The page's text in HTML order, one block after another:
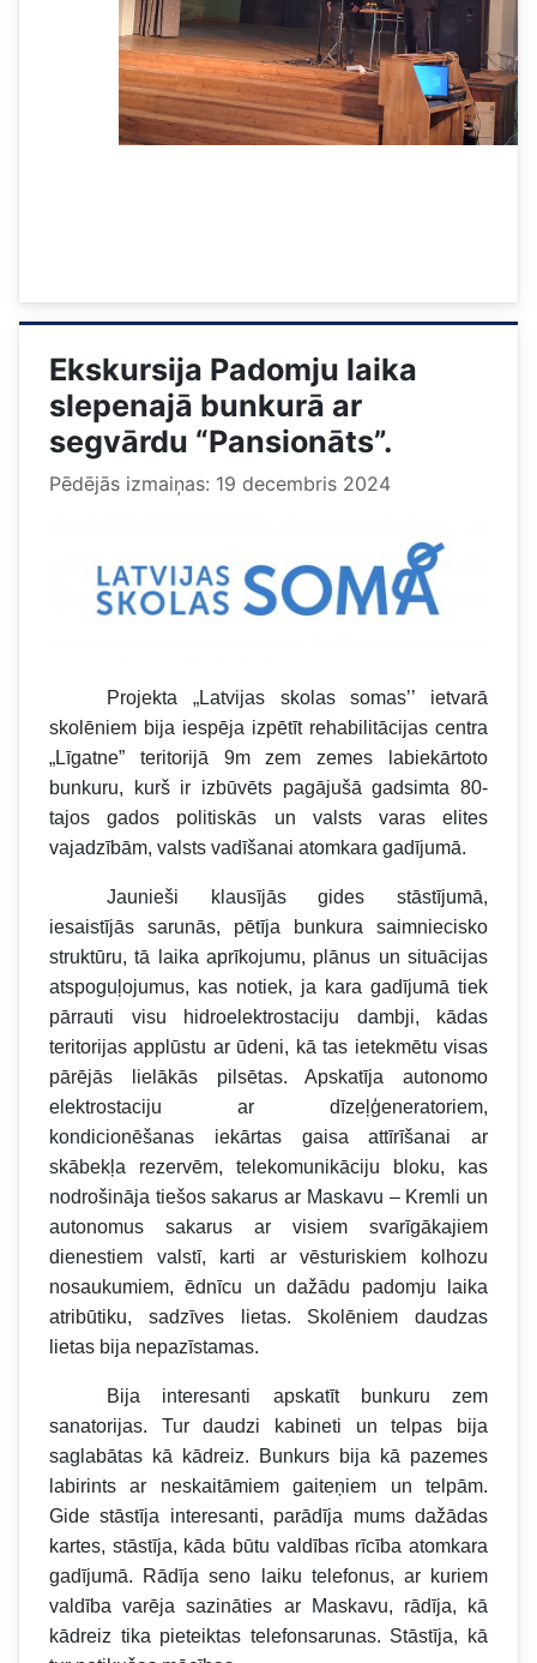
Ekskursija Padomju laika
slepenajā bunkurā ar
segvārdu “Pansionāts”.
Pēdējās izmaiņas: 19 decembris 2024
Projekta „Latvijas skolas somas’’ ietvarā
skolēniem bija iespēja izpētīt rehabilitācijas centra
„Līgatne” teritorijā 9m zem zemes labiekārtoto
bunkuru, kurš ir izbūvēts pagājušā gadsimta 80-
tajos gados politiskās un valsts varas elites
vajadzībām, valsts vadīšanai atomkara gadījumā.
Jaunieši klausījās gides stāstījumā,
iesaistījās sarunās, pētīja bunkura saimniecisko
struktūru, tā laika aprīkojumu, plānus un situācijas
atspoguļojumus, kas notiek, ja kara gadījumā tiek
pārrauti visu hidroelektrostaciju dambji, kādas
teritorijas applūstu ar ūdeni, kā tas ietekmētu visas
pārējās lielākās pilsētas. Apskatīja autonomo
elektrostaciju ar dīzeļģeneratoriem,
kondicionēšanas iekārtas gaisa attīrīšanai ar
skābekļa rezervēm, telekomunikāciju bloku, kas
nodrošināja tiešos sakarus ar Maskavu – Kremli un
autonomus sakarus ar visiem svarīgākajiem
dienestiem valstī, karti ar vēsturiskiem kolhozu
nosaukumiem, ēdnīcu un dažādu padomju laika
atribūtiku, sadzīves lietas. Skolēniem daudzas
lietas bija nepazīstamas.
Bija interesanti apskatīt bunkuru zem
sanatorijas. Tur daudzi kabineti un telpas bija
saglabātas kā kādreiz. Bunkurs bija kā pazemes
labirints ar neskaitāmiem gaiteņiem un telpām.
Gide stāstīja interesanti, parādīja mums dažādas
kartes, stāstīja, kāda būtu valdības rīcība atomkara
gadījumā. Rādīja seno laiku telefonus, ar kuriem
valdība varēja sazināties ar Maskavu, rādīja, kā
kādreiz tika pieteiktas telefonsarunas. Stāstīja, kā